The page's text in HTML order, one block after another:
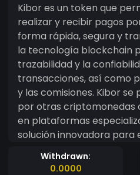
Kibor es un token que
realizar y recibir pagos
forma rápida, segura y
la tecnología blockchain
trazabilidad y la
transacciones, así como
y las comisiones. Kibor
por otras criptomonedas
en plataformas
solución innovadora para
servicios web, que ofrece
proveedores como a los
Withdrawn:
0.0000